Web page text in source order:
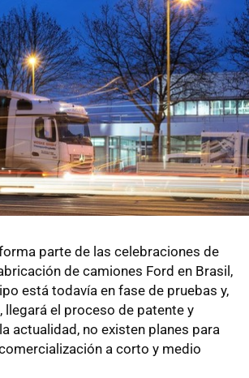
parte de las celebraciones de
de camiones Ford en Brasil,
está todavía en fase de pruebas y,
llegará el proceso de patente y
actualidad, no existen planes para
a corto y medio